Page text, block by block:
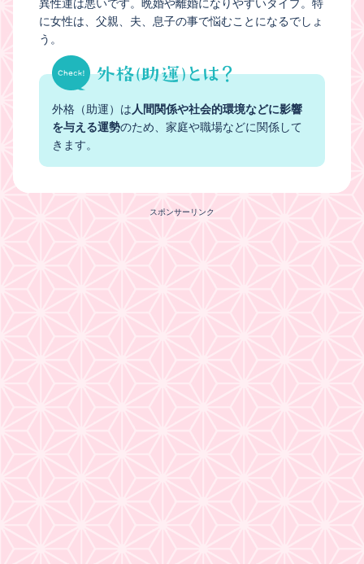
異性運は悪いです。晩婚や離婚になりやすいタイプ。特
に女性は、父親、夫、息子の事で悩むことになるでしょ
う。
外格（助運）は 人間関係や社会的環境などに影響
を与える運勢のため、家庭や職場などに関係して
きます。
スポンサーリンク